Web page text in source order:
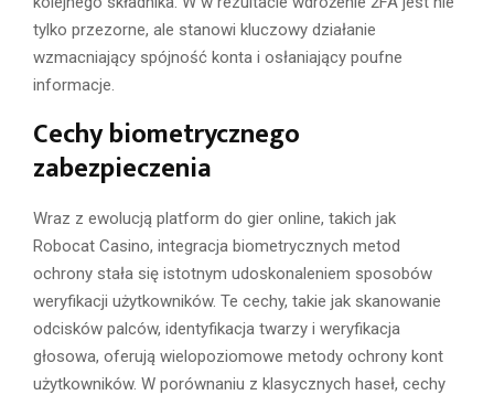
tylko przezorne, ale stanowi kluczowy działanie
wzmacniający spójność konta i osłaniający poufne
informacje.
Cechy biometrycznego
zabezpieczenia
Wraz z ewolucją platform do gier online, takich jak
Robocat Casino, integracja biometrycznych metod
ochrony stała się istotnym udoskonaleniem sposobów
weryfikacji użytkowników. Te cechy, takie jak skanowanie
odcisków palców, identyfikacja twarzy i weryfikacja
głosowa, oferują wielopoziomowe metody ochrony kont
użytkowników. W porównaniu z klasycznych haseł, cechy